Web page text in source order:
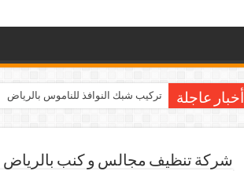
أخبار عاجلة تركيب شبك النوافذ للناموس بالرياض
شركة تركيب ستائر بالرياض
شركة تنظيف مجالس و كنب بالرياض